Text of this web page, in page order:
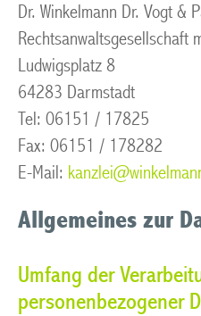
Dr. Winkelmann Dr. Vogt &
Rechtsanwaltsgesellschaft
Ludwigsplatz 8
64283 Darmstadt
Tel: 06151 / 17825
Fax: 06151 / 178282
E-Mail:
Allgemeines zur
Umfang der
personenbezogener